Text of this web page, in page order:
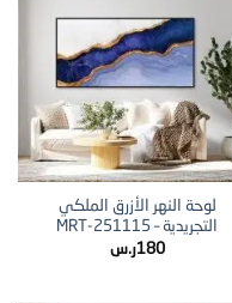
لوحة النهر الأزرق الملكي
التجريدية – MRT-251115
180ر.س